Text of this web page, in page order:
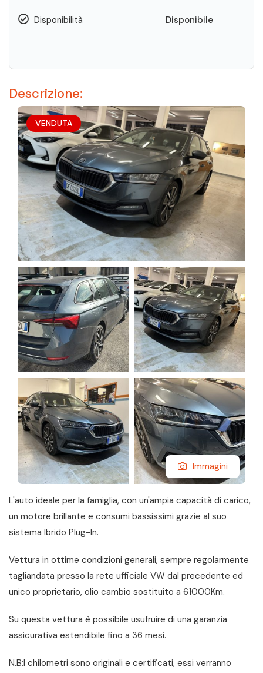
Descrizione:
VENDUTA
Immagini
L'auto ideale per la famiglia, con un'ampia capacità di carico,
un motore brillante e consumi bassissimi grazie al suo
sistema Ibrido Plug-In.
Vettura in ottime condizioni generali, sempre regolarmente
tagliandata presso la rete ufficiale VW dal precedente ed
unico proprietario, olio cambio sostituito a 61000Km.
Su questa vettura è possibile usufruire di una garanzia
assicurativa estendibile fino a 36 mesi.
N.B:I chilometri sono originali e certificati, essi verranno
Disponibilità Disponibile